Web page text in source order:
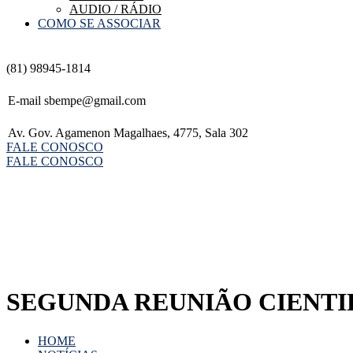
AUDIO / RÁDIO
COMO SE ASSOCIAR
(81) 98945-1814
E-mail sbempe@gmail.com
Av. Gov. Agamenon Magalhaes, 4775, Sala 302
FALE CONOSCO
FALE CONOSCO
SEGUNDA REUNIÃO
HOME